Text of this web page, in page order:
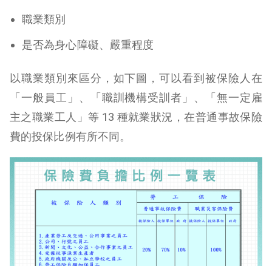
職業類別
是否為身心障礙、嚴重程度
以職業類別來區分，如下圖，可以看到被保險人在
「一般員工」、「職訓機構受訓者」、「無一定雇
主之職業工人」等 13 種就業狀況，在普通事故保險
費的投保比例有所不同。